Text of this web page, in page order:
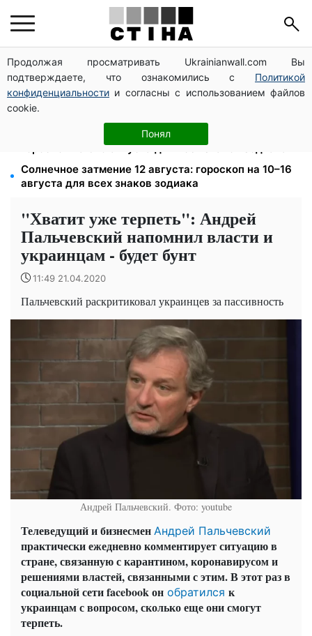
Продолжая просматривать Ukrainianwall.com Вы
подтверждаете, что ознакомились с Политикой
конфиденциальности и согласны с использованием файлов
cookie.
Понял
Яйца от 19,90 грн за десяток: АТБ, Сильпо, Varus и
Ашан переписали ценники в августе
Дефицит товаров в Фора: рф уничтожила склады с
запасами продукции
Затмение 12 августа: астролог Базиленко дала
гороскоп на 3–9 августа для всех знаков зодиака
Солнечное затмение 12 августа: гороскоп на 10–16
августа для всех знаков зодиака
"Хватит уже терпеть": Андрей
Пальчевский напомнил власти и
украинцам - будет бунт
11:49 21.04.2020
Пальчевский раскритиковал украинцев за пассивность
Андрей Пальчевский. Фото: youtube
Телеведущий и бизнесмен Андрей Пальчевский
практически ежедневно комментирует ситуацию в
стране, связанную с карантином, коронавирусом и
решениями властей, связанными с этим. В этот раз в
социальной сети facebook он обратился к
украинцам с вопросом, сколько еще они смогут
терпеть.